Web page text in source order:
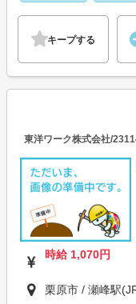
キープする
東洋ワーク株式会社/
時給 1,070円
栗原市 / 瀬峰駅